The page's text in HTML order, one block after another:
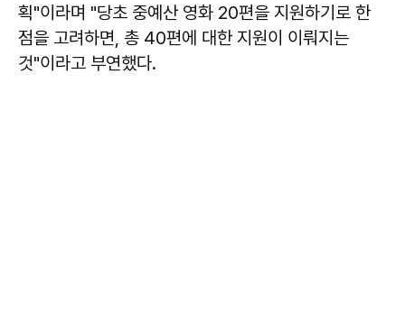
획"이라며 "당초 중예산 영화 20편을 지원하기로 한
점을 고려하면, 총 40편에 대한 지원이 이뤄지는
것"이라고 부연했다.